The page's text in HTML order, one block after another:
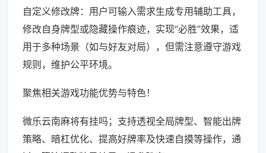
自定义修改牌：用户可输入需求生成专用辅助工具，
修改自身牌型或隐藏操作痕迹，实现“必胜”效果，适
用于多种场景（如与好友对局），但需注意遵守游戏
规则，维护公平环境。
聚焦相关游戏功能优势与特色！
微乐云南麻将有挂吗；支持透视全局牌型、智能出牌
策略、暗杠优化、提高好牌率及快速自摸等操作，通